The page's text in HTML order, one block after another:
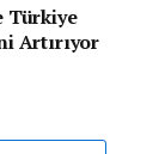
Türkiye
Artırıyor